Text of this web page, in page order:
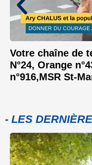
Votre chaîne de
N°24, Orange
n°916,MSR St-
- LES